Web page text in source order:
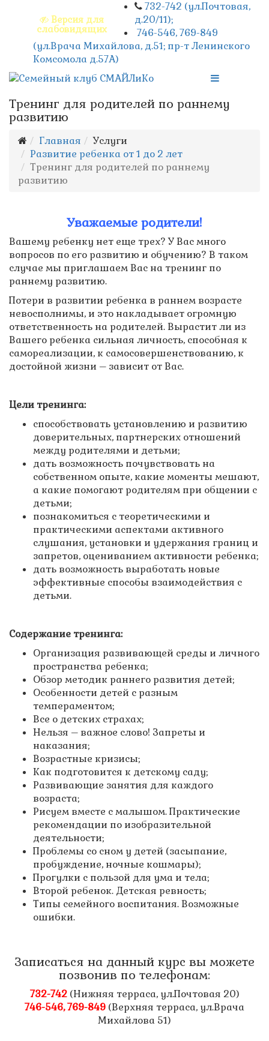
Версия для
слабовидящих
732-742 (ул.Почтовая,
д.20/11);
746-546, 769-849
(ул.Врача Михайлова, д.51; пр-т Ленинского
Комсомола д.57А)
Тренинг для родителей по раннему
развитию
Главная
Услуги
Развитие ребенка от 1 до 2 лет
Тренинг для родителей по раннему
развитию
Уважаемые родители!
Вашему ребенку нет еще трех? У Вас много
вопросов по его развитию и обучению? В таком
случае мы приглашаем Вас на тренинг по
раннему развитию.
Потери в развитии ребенка в раннем возрасте
невосполнимы, и это накладывает огромную
ответственность на родителей. Вырастит ли из
Вашего ребенка сильная личность, способная к
самореализации, к самосовершенствованию, к
достойной жизни – зависит от Вас.
Цели тренинга:
способствовать установлению и развитию
доверительных, партнерских отношений
между родителями и детьми;
дать возможность почувствовать на
собственном опыте, какие моменты мешают,
а какие помогают родителям при общении с
детьми;
познакомиться с теоретическими и
практическими аспектами активного
слушания, установки и удержания границ и
запретов, оцениванием активности ребенка;
дать возможность выработать новые
эффективные способы взаимодействия с
детьми.
Содержание тренинга:
Организация развивающей среды и личного
пространства ребенка;
Обзор методик раннего развития детей;
Особенности детей с разным
темпераментом;
Все о детских страхах;
Нельзя – важное слово! Запреты и
наказания;
Возрастные кризисы;
Как подготовится к детскому саду;
Развивающие занятия для каждого
возраста;
Рисуем вместе с малышом. Практические
рекомендации по изобразительной
деятельности;
Проблемы со сном у детей (засыпание,
пробуждение, ночные кошмары);
Прогулки с пользой для ума и тела;
Второй ребенок. Детская ревность;
Типы семейного воспитания. Возможные
ошибки.
Записаться на данный курс вы можете
позвонив по телефонам:
732-742(Нижняя терраса, ул.Почтовая 20)
746-546, 769-849 (Верхняя терраса, ул.Врача
Михайлова 51)